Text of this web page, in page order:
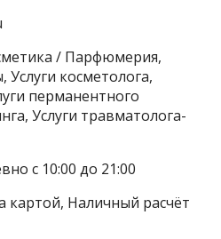
/ Парфюмерия,
косметолога,
перманентного
Услуги травматолога-
с 10:00 до 21:00
картой, Наличный расчёт